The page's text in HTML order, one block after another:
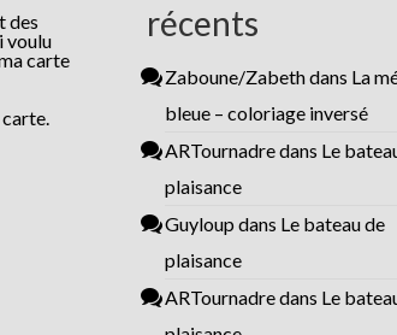
des
voulu
carte
récents
Zaboune/Zabethdans La
bleue – coloriage inversé
ARTournadredans Le
plaisance
Guyloup dans Le bateau de
plaisance
ARTournadredans Le